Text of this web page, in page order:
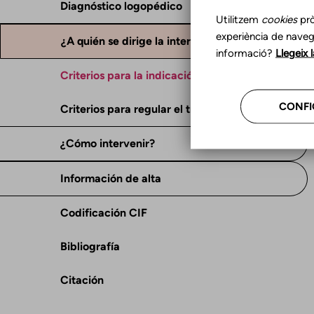
Diagnóstico logopédico
¿A quién se dirige la intervención?
Criterios para la indicación del tratamiento
Criterios para regular el tratamiento
¿Cómo intervenir?
Información de alta
Codificación CIF
Bibliografía
Citación
Utilitzem cookies
experiència de
informació? Llegeix